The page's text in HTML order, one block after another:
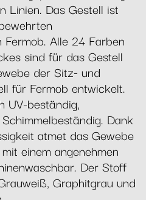
Linien. Das Gestell ist
Alle 24 Farben
sind für das Gestell
der Sitz- und
für Fermob entwickelt.
UV-beständig,
Dank
atmet das Gewebe
einem angenehmen
Der Stoff
Graphitgrau und